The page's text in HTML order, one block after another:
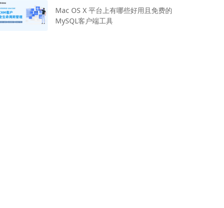
Mac OS X 平台上有哪些好用且免费的
MySQL客户端工具